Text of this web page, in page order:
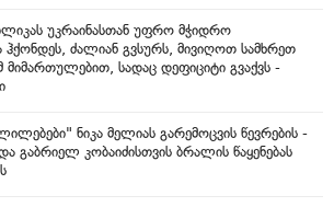
უკრაინასთან უფრო მჭიდრო
ძალიან გვსურს, მივიღოთ სამხრეთ
მიმართულებით, სადაც დეფიციტი გვაქვს -
ნიკა მელიას გარემოცვის წევრების -
გაბრიელ კობაიძისთვის ბრალის წაყენებას